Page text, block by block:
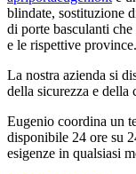
blindate, sostituzione
di porte basculanti
e le rispettive province.
La nostra azienda si
della sicurezza e della
Eugenio coordina un
disponibile 24 ore su
esigenze in qualsiasi